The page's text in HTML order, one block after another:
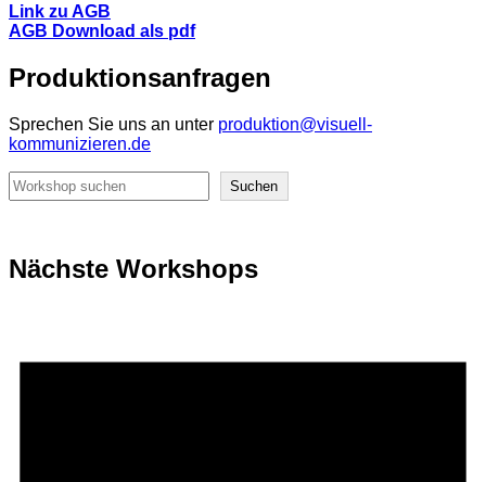
Link zu AGB
AGB Download als pdf
Produktionsanfragen
Sprechen Sie uns an unter produktion@visuell-
kommunizieren.de
Suchen
Suchen
Nächste Workshops